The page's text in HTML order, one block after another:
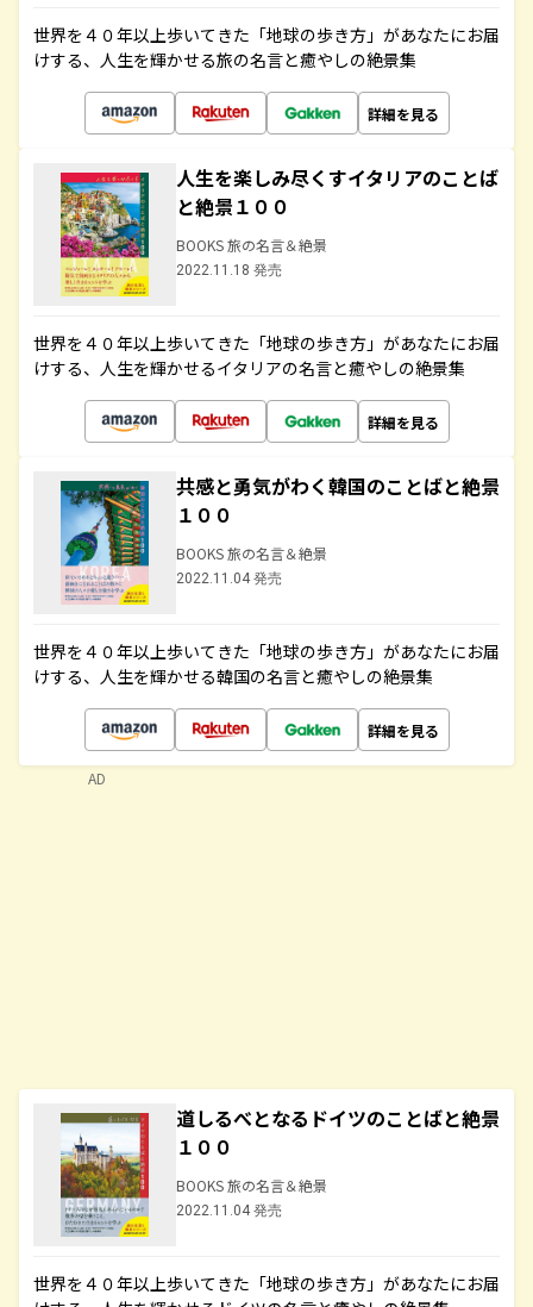
世界を４０年以上歩いてきた「地球の歩き方」があなたにお届
けする、人生を輝かせる旅の名言と癒やしの絶景集
詳細を見る
人生を楽しみ尽くすイタリアのことば
と絶景１００
BOOKS 旅の名言＆絶景
2022.11.18 発売
世界を４０年以上歩いてきた「地球の歩き方」があなたにお届
けする、人生を輝かせるイタリアの名言と癒やしの絶景集
詳細を見る
共感と勇気がわく韓国のことばと絶景
１００
BOOKS 旅の名言＆絶景
2022.11.04 発売
世界を４０年以上歩いてきた「地球の歩き方」があなたにお届
けする、人生を輝かせる韓国の名言と癒やしの絶景集
詳細を見る
道しるべとなるドイツのことばと絶景
１００
BOOKS 旅の名言＆絶景
2022.11.04 発売
世界を４０年以上歩いてきた「地球の歩き方」があなたにお届
AD